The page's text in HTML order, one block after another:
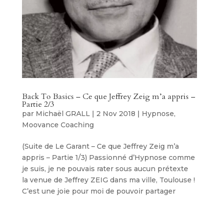
Back To Basics – Ce que Jeffrey Zeig m’a appris –
Partie 2/3
par Michaël GRALL| 2 Nov 2018 | Hypnose,
Moovance Coaching
(Suite de Le Garant – Ce que Jeffrey Zeig m’a
appris – Partie 1/3) Passionné d’Hypnose comme
je suis, je ne pouvais rater sous aucun prétexte
la venue de Jeffrey ZEIG dans ma ville, Toulouse !
C’est une joie pour moi de pouvoir partager